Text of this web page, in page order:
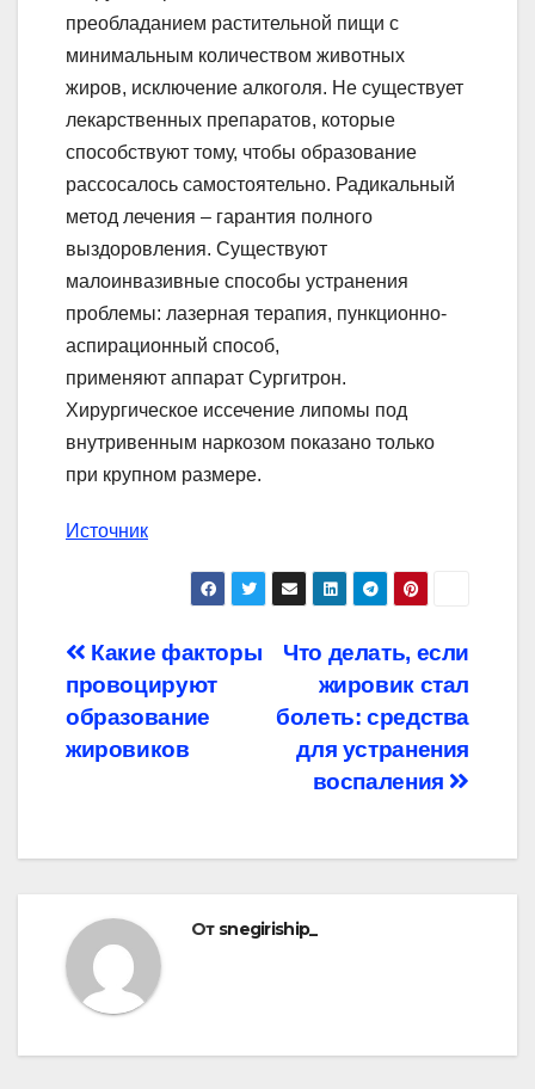
преобладанием растительной пищи с
минимальным количеством животных
жиров, исключение алкоголя. Не существует
лекарственных препаратов, которые
способствуют тому, чтобы образование
рассосалось самостоятельно. Радикальный
метод лечения – гарантия полного
выздоровления. Существуют
малоинвазивные способы устранения
проблемы: лазерная терапия, пункционно-
аспирационный способ,
применяют аппарат Сургитрон.
Хирургическое иссечение липомы под
внутривенным наркозом показано только
при крупном размере.
Источник
Навигация
по
записям
Что делать, если
жировик стал
болеть: средства
для устранения
воспаления
Какие факторы
провоцируют
образование
жировиков
От snegiriship_